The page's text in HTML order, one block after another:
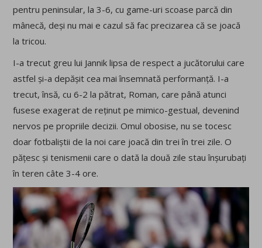
pentru peninsular, la 3-6, cu game-uri scoase parcă din
mânecă, deși nu mai e cazul să fac precizarea că se joacă
la tricou.
I-a trecut greu lui Jannik lipsa de respect a jucătorului care
astfel și-a depășit cea mai însemnată performanță. I-a
trecut, însă, cu 6-2 la pătrat, Roman, care până atunci
fusese exagerat de reținut pe mimico-gestual, devenind
nervos pe propriile decizii. Omul obosise, nu se tocesc
doar fotbaliștii de la noi care joacă din trei în trei zile. O
pățesc și tenismenii care o dată la două zile stau înșurubați
în teren câte 3-4 ore.